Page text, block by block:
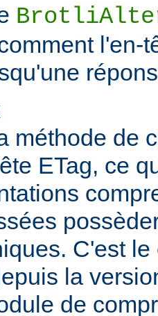
l'en-
méthode de
ETag, ce
C'est
la
de